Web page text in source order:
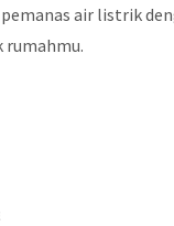
air listrik
rumahmu.